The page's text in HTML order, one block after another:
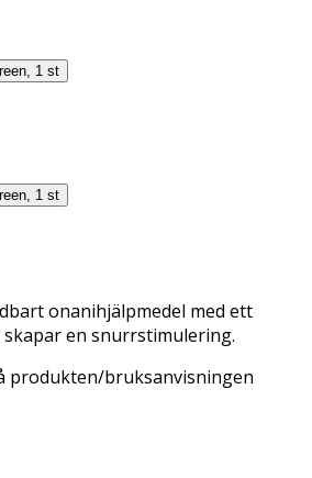
1 st
1 st
onanihjälpmedel med ett
en snurrstimulering.
produkten/bruksanvisningen